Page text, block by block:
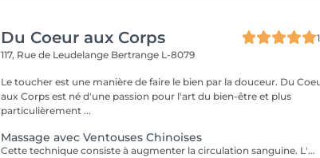
Du Coeur aux Corps
117, Rue de Leudelange Bertrange L-8079
Le toucher est une manière de faire le bien par la douceur. Du Coeur
aux Corps est né d'une passion pour l'art du bien-être et plus
particulièrement ...
Massage avec Ventouses Chinoises
Cette technique consiste à augmenter la circulation sanguine. L'objectif est de créer un effet de succion qui favorisera la décongestion des tissus, l'évacuation des toxines et la mobilité des tissus. Prioritairement, cette pratique s'effectue sur le dos.